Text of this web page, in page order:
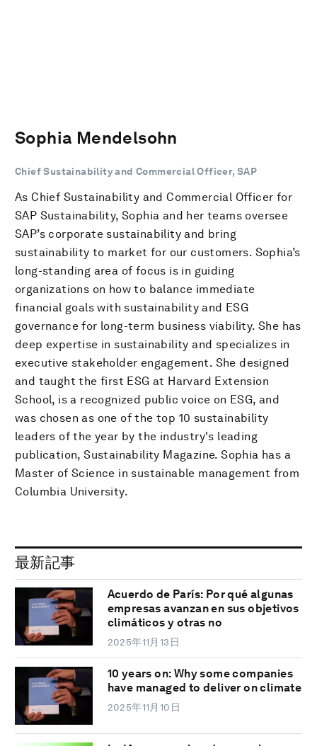
Sophia Mendelsohn
Chief Sustainability and Commercial Officer, SAP
As Chief Sustainability and Commercial Officer for
SAP Sustainability, Sophia and her teams oversee
SAP’s corporate sustainability and bring
sustainability to market for our customers. Sophia’s
long-standing area of focus is in guiding
organizations on how to balance immediate
financial goals with sustainability and ESG
governance for long-term business viability. She has
deep expertise in sustainability and specializes in
executive stakeholder engagement. She designed
and taught the first ESG at Harvard Extension
School, is a recognized public voice on ESG, and
was chosen as one of the top 10 sustainability
leaders of the year by the industry's leading
publication, Sustainability Magazine. Sophia has a
Master of Science in sustainable management from
Columbia University.
最新記事
Acuerdo de París: Por qué algunas
empresas avanzan en sus objetivos
climáticos y otras no
2025年11月13日
10 years on: Why some companies
have managed to deliver on climate
2025年11月10日